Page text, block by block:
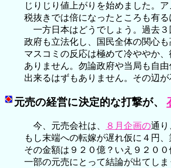
じりじり値上がりを始めました。
税抜きでは倍になったところも有る
一方日本はどうでしょう。過去３
政府も立法化し、国民全体の関心
マスコミの反応は極めて冷ややか
ありません。勿論政府や当局も自
出来るはずもありません。その辺
元売の経営に決定的な打撃が、
今、元売会社は、 ８月企画の通り
もし末端への転嫁が遅れ仮に４円
その金額は９２０億？いえ９２０
一部の元売にとって結論が出てし